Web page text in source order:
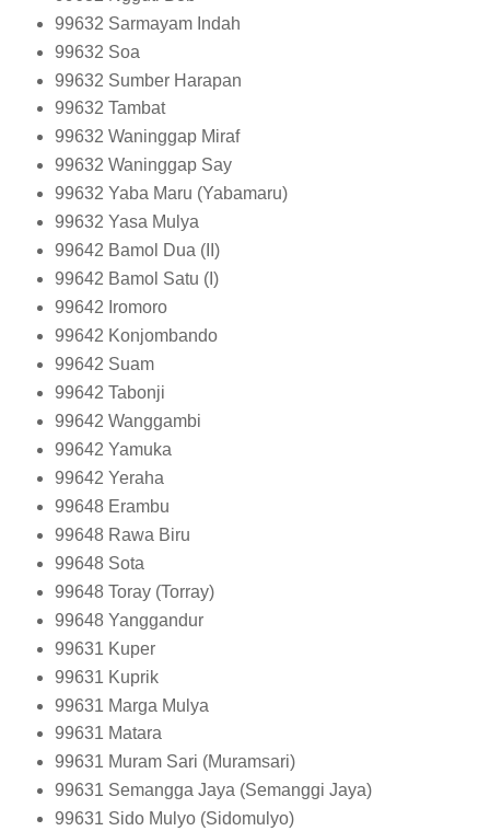
99632 Sarmayam Indah
99632 Soa
99632 Sumber Harapan
99632 Tambat
99632 Waninggap Miraf
99632 Waninggap Say
99632 Yaba Maru (Yabamaru)
99632 Yasa Mulya
99642 Bamol Dua (II)
99642 Bamol Satu (I)
99642 Iromoro
99642 Konjombando
99642 Suam
99642 Tabonji
99642 Wanggambi
99642 Yamuka
99642 Yeraha
99648 Erambu
99648 Rawa Biru
99648 Sota
99648 Toray (Torray)
99648 Yanggandur
99631 Kuper
99631 Kuprik
99631 Marga Mulya
99631 Matara
99631 Muram Sari (Muramsari)
99631 Semangga Jaya (Semanggi Jaya)
99631 Sido Mulyo (Sidomulyo)